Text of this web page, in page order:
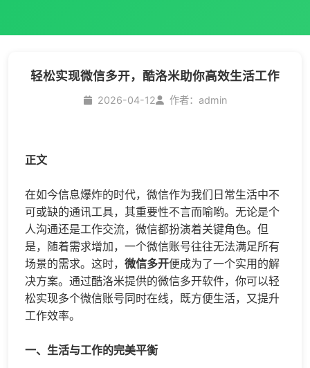
轻松实现微信多开，酷洛米助你高效生活工作
2026-04-12 作者：admin
正文
在如今信息爆炸的时代，微信作为我们日常生活中不
可或缺的通讯工具，其重要性不言而喻哟。无论是个
人沟通还是工作交流，微信都扮演着关键角色。但
是，随着需求增加，一个微信账号往往无法满足所有
场景的需求。这时， 微信多开便成为了一个实用的解
决方案。通过酷洛米提供的微信多开软件，你可以轻
松实现多个微信账号同时在线，既方便生活，又提升
工作效率。
一、生活与工作的完美平衡